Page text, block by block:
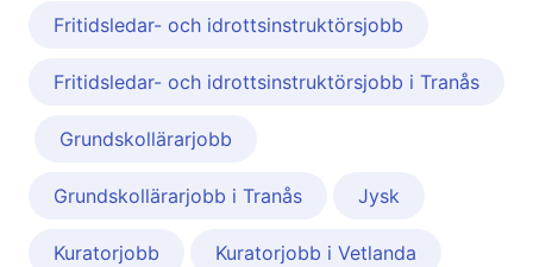
Fritidsledar- och idrottsinstruktörsjobb
Fritidsledar- och idrottsinstruktörsjobb i Tranås
Grundskollärarjobb
Grundskollärarjobb i Tranås Jysk
Kuratorjobb Kuratorjobb i Vetlanda